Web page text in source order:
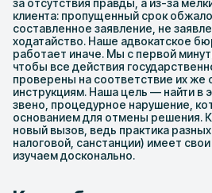
за отсутствия правды, а из-за
клиента: пропущенный срок
составленное заявление, не
ходатайство. Наше адвокатское
работает иначе. Мы с первой
чтобы все действия
проверены на соответствие их же
инструкциям. Наша цель — найти в
звено, процедурное нарушение,
основанием для отмены решения.
новый вызов, ведь практика
налоговой, санстанции) имеет
изучаем досконально.